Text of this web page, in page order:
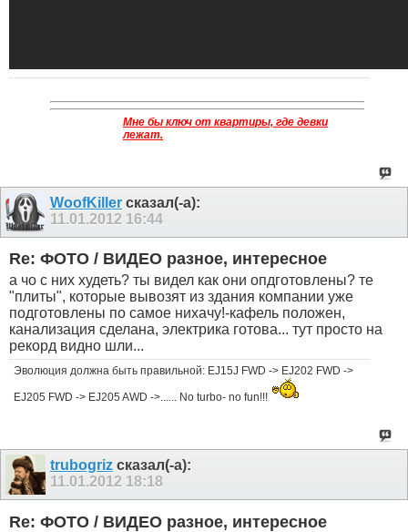
Мне бы ключ от квартиры, где девки
лежат.
WoofKiller сказал(-а):
11.01.2012 16:44
Re: ФОТО / ВИДЕО разное, интересное
а чо с них худеть? ты видел как они опдготовлены? те
"плиты", которые вывозят из здания компании уже
подготовлены по самое нихачу!-кафель положен,
канализация сделана, электрика готова... тут просто на
рекорд видно шли...
Эволюция должна быть правильной: EJ15J FWD -> EJ202 FWD ->
EJ205 FWD -> EJ205 AWD ->...... No turbo- no fun!!!
trubogriz сказал(-а):
11.01.2012 18:18
Re: ФОТО / ВИДЕО разное, интересное